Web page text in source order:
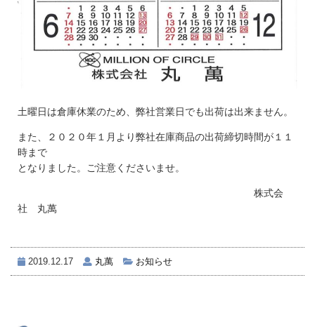
土曜日は倉庫休業のため、弊社営業日でも出荷は出来ません。
また、２０２０年１月より弊社在庫商品の出荷締切時間が１１
時まで
となりました。ご注意くださいませ。
株式会
社 丸萬
2019.12.17 丸萬 お知らせ